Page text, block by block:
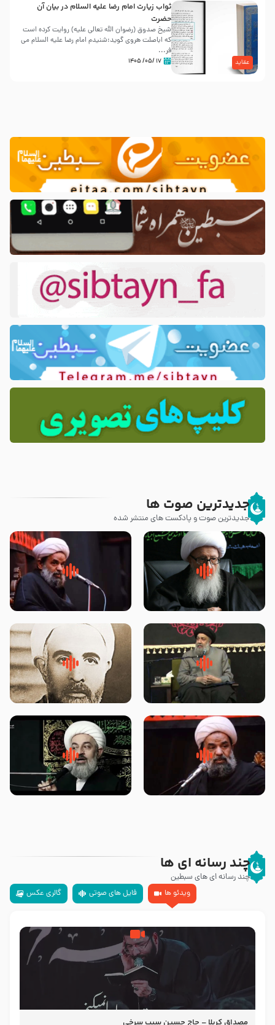
عقاید
ثواب زیارت امام رضا علیه السلام در بیان آن
حضرت
شیخ صدوق (رضوان الله تعالی علیه) روایت کرده است
که اباصلت هروی گوید:شنیدم امام رضا علیه السلام می
فر...
۱۷ /۰۵/ ۱۴۰۵
جدیدترین صوت ها
جدیدترین صوت و پادکست های منتشر شده
زوّار اربعین امام حسین (علیه
السلام) با این اشتیاق به زیارت
روضه جانسوز پاره های جگر امام
حسن مجتبی علیه السلام-حجت
لقب حضرت رقیه سلام الله علیها به
چه معناست – حجت الاسلام علوی
روضه‌ی مجلس یزید ملعون و
اسارت اهل‌بیت علیهم‌السلام –
محدث زاده
سلام جوانی که امام حسین علیه
السلام خودش جوابش را دادند
زیارتی که اسباب رزق زیاد و عمر
طولانی است حجت السلام حسین
چند رسانه ای ها
چند رسانه ای های سبطین
ویدئو ها
فایل های صوتی گالری عکس
مصداق کربلا – حاج حسین سیب سرخی